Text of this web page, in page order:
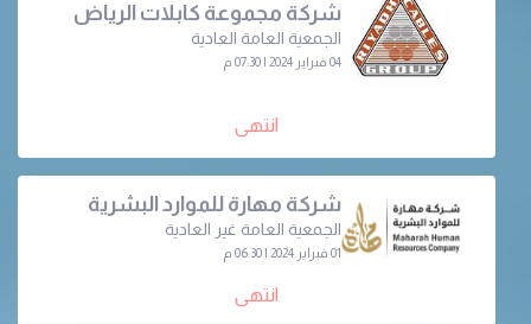
شركة مجموعة كابلات الرياض
الجمعية العامة العادية
04 فبراير 2024 | 07:30 م
انتهى
شركة مهارة للموارد البشرية
الجمعية العامة غير العادية
01 فبراير 2024 | 06:30 م
انتهى